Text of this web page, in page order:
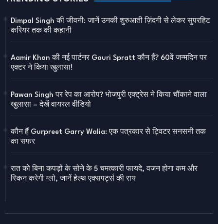
Dimpal Singh की जीवनी: जानें उनकी शुरुआती ज़िंदगी से लेकर सुपरहिट
करियर तक की कहानी
Aamir Khan की नई पार्टनर Gauri Spratt कौन हैं? 60वें जन्मदिन पर
एक्टर ने किया खुलासा!
Pawan Singh पर रेप का आरोप? भोजपुरी एक्ट्रेस ने किया चौंकाने वाला
खुलासा – देखें वायरल वीडियो
कौन हैं Gurpreet Garry Walia: एक पत्रकार से ट्विटर सनसनी तक
का सफर
रात को बिना कपड़ों के सोने के 5 चमत्कारी फायदे, वजन होगा कम और
स्किन करेगी ग्लो, जानें हेल्थ एक्सपर्ट्स की राय